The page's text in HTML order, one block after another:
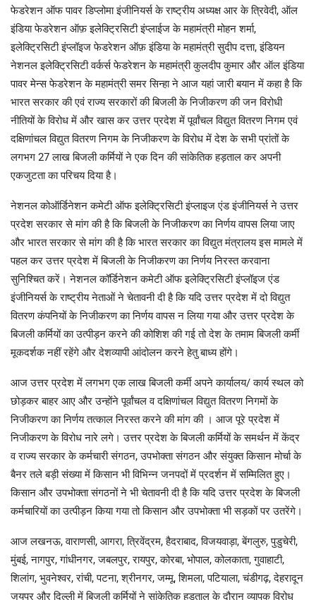
फेडरेशन ऑफ पावर डिप्लोमा इंजीनियर्स के राष्ट्रीय अध्यक्ष आर के त्रिवेदी, ऑल
इंडिया फेडरेशन ऑफ़ इलेक्ट्रिसिटी इंप्लाईज के महामंत्री मोहन शर्मा,
इलेक्ट्रिसिटी इंप्लॉइज फेडरेशन ऑफ़ इंडिया के महामंत्री सुदीप दत्ता, इंडियन
नेशनल इलेक्ट्रिसिटी वर्कर्स फेडरेशन के महामंत्री कुलदीप कुमार और ऑल इंडिया
पावर मेन्स फेडरेशन के महामंत्री समर सिन्हा ने आज यहां जारी बयान में कहा है कि
भारत सरकार की एवं राज्य सरकारों की बिजली के निजीकरण की जन विरोधी
नीतियों के विरोध में और खास कर उत्तर प्रदेश में पूर्वांचल विद्युत वितरण निगम एवं
दक्षिणांचल विद्युत वितरण निगम के निजीकरण के विरोध में देश के सभी प्रांतों के
लगभग 27 लाख बिजली कर्मियों ने एक दिन की सांकेतिक हड़ताल कर अपनी
एकजुटता का परिचय दिया है।
नेशनल कोऑर्डिनेशन कमेटी ऑफ इलेक्ट्रिसिटी इंप्लाइज एंड इंजीनियर्स ने उत्तर
प्रदेश सरकार से मांग की है कि बिजली के निजीकरण का निर्णय वापस लिया जाए
और भारत सरकार से मांग की है कि भारत सरकार का विद्युत मंत्रालय इस मामले में
पहल कर उत्तर प्रदेश में बिजली के निजीकरण का निर्णय निरस्त करवाना
सुनिश्चित करें। नेशनल कॉर्डिनेशन कमेटी ऑफ इलेक्ट्रिसिटी इंप्लॉइज एंड
इंजीनियर्स के राष्ट्रीय नेताओं ने चेतावनी दी है कि यदि उत्तर प्रदेश में दो विद्युत
वितरण कंपनियों के निजीकरण का निर्णय वापस न लिया गया और उत्तर प्रदेश के
बिजली कर्मियों का उत्पीड़न करने की कोशिश की गई तो देश के तमाम बिजली कर्मी
मूकदर्शक नहीं रहेंगे और देशव्यापी आंदोलन करने हेतु बाध्य होंगे।
आज उत्तर प्रदेश में लगभग एक लाख बिजली कर्मी अपने कार्यालय/ कार्य स्थल को
छोड़कर बाहर आए और उन्होंने पूर्वांचल व दक्षिणांचल विद्युत वितरण निगमों के
निजीकरण का निर्णय तत्काल निरस्त करने की मांग की । आज पूरे प्रदेश में
निजीकरण के विरोध नारे लगे। उत्तर प्रदेश के बिजली कर्मियों के समर्थन में केंद्र
व राज्य सरकार के कर्मचारी संगठन, उपभोक्ता संगठन और संयुक्त किसान मोर्चा के
बैनर तले बड़ी संख्या में किसान भी विभिन्न जनपदों में प्रदर्शन में सम्मिलित हुए।
किसान और उपभोक्ता संगठनों ने भी चेतावनी दी है कि यदि उत्तर प्रदेश के बिजली
कर्मचारियों का उत्पीड़न किया गया तो किसान और उपभोक्ता भी सड़कों पर उतरेंगे।
आज लखनऊ, वाराणसी, आगरा, त्रिवेंद्रम, हैदराबाद, विजयवाड़ा, बेंगलुरु, पुडुचेरी,
मुंबई, नागपुर, गांधीनगर, जबलपुर, रायपुर, कोरबा, भोपाल, कोलकाता, गुवाहाटी,
शिलांग, भुवनेश्वर, रांची, पटना, श्रीनगर, जम्मू, शिमला, पटियाला, चंडीगढ़, देहरादून
जयपुर और दिल्ली में बिजली कर्मियों ने सांकेतिक हड़ताल के दौरान व्यापक विरोध